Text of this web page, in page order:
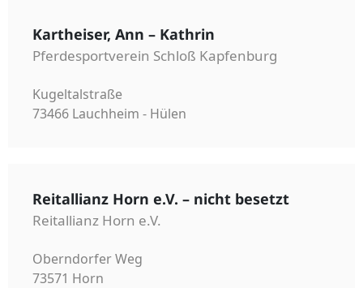
Kartheiser, Ann – Kathrin
Pferdesportverein Schloß Kapfenburg
Kugeltalstraße
73466 Lauchheim - Hülen
Reitallianz Horn e.V. – nicht besetzt
Reitallianz Horn e.V.
Oberndorfer Weg
73571 Horn